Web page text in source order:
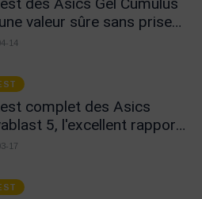
valeur sûre sans prise
!
14
complet des Asics
5, l'excellent rapport
prix !
17